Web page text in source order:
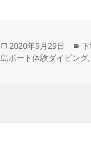
投
稿
2020年9月29日
カ
テ
島ボート体験ダイビング,